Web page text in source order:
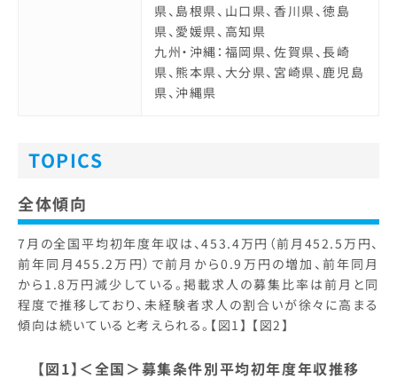
県、島根県、山口県、香川県、徳島
県、愛媛県、高知県
九州・沖縄：福岡県、佐賀県、長崎
県、熊本県、大分県、宮崎県、鹿児島
県、沖縄県
TOPICS
全体傾向
7月の全国平均初年度年収は、453.4万円（前月452.5万円、
前年同月455.2万円）で前月から0.9万円の増加、前年同月
から1.8万円減少している。掲載求人の募集比率は前月と同
程度で推移しており、未経験者求人の割合いが徐々に高まる
傾向は続いていると考えられる。【図1】 【図2】
【図1】＜全国＞募集条件別平均初年度年収推移